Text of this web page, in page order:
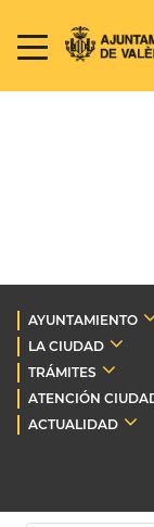
AYUNTAMIENTO
LA CIUDAD
TRÁMITES
ATENCIÓN
ACTUALIDAD